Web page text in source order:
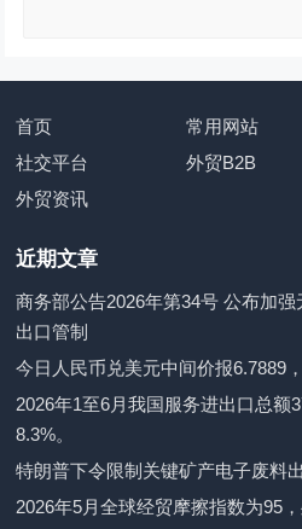
首页 常用网站
社交平台
外贸B2B
外贸资讯
近期文章
商务部公告2026年第34号 公布加
出口管制
今日人民币兑美元中间价报6.7889
2026年1至6月我国服务进出口总额
8.3%。
特朗普下令限制关键矿产电子废料
2026年5月全球经贸摩擦指数为95